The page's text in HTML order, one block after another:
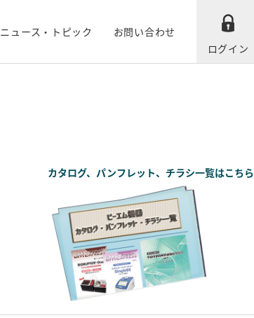
ニュース・トピック
お問い合わせ
ログイン
カタログ、パンフレット、チラシ一覧はこちら